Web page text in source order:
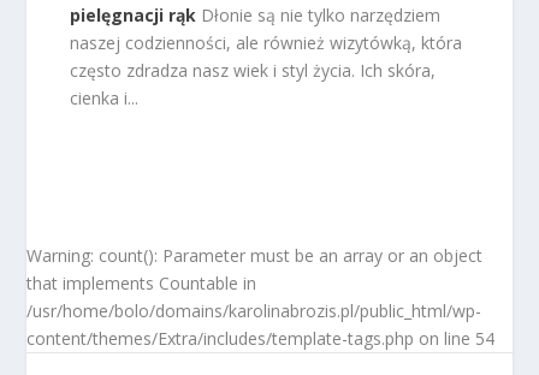
pielęgnacji rąk Dłonie są nie tylko narzędziem
naszej codzienności, ale również wizytówką, która
często zdradza nasz wiek i styl życia. Ich skóra,
cienka i...
Warning: count(): Parameter must be an array or an object
that implements Countable in
/usr/home/bolo/domains/karolinabrozis.pl/public_html/wp-
content/themes/Extra/includes/template-tags.php on line 54